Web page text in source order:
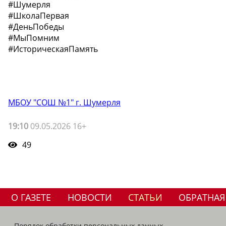
#Шумерля
#ШколаПервая
#ДеньПобеды
#МыПомним
#ИсторическаяПамять
МБОУ "СОШ №1" г. Шумерля
19:10 09.05.2026 16+
49
О ГАЗЕТЕ НОВОСТИ СТАТЬИ